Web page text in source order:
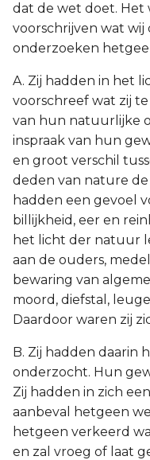
dat de wet doet. Het
voorschrijven wat
onderzoeken
A. Zij hadden in het
voorschreef wat zij
van hun natuurlijke
inspraak van hun
en groot verschil
deden van nature de
hadden een gevoel
billijkheid, eer en
het licht der natuur
aan de ouders,
bewaring van
moord, diefstal,
Daardoor waren zij
B. Zij hadden daarin
onderzocht. Hun
Zij hadden in zich
aanbeval hetgeen
hetgeen verkeerd
en zal vroeg of laat